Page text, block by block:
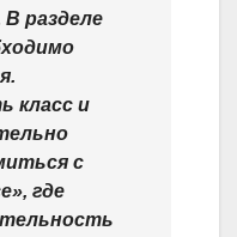
разделе
класс и
с
где